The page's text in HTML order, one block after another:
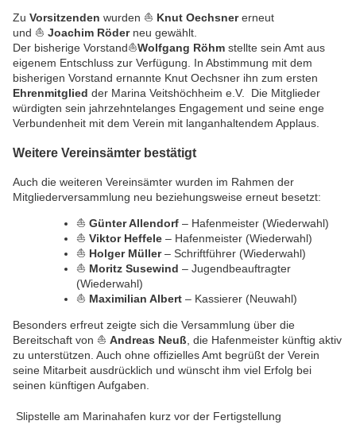
Zu Vorsitzenden wurden ⛵ Knut Oechsnererneut
und ⛵ Joachim Röderneu gewählt.
Der bisherige Vorstand⛵Wolfgang Röhm stellte sein Amt aus
eigenem Entschluss zur Verfügung. In Abstimmung mit dem
bisherigen Vorstand ernannte Knut Oechsner ihn zum ersten
Ehrenmitglied der Marina Veitshöchheim e.V. Die Mitglieder
würdigten sein jahrzehntelanges Engagement und seine enge
Verbundenheit mit dem Verein mit langanhaltendem Applaus.
Weitere Vereinsämter bestätigt
Auch die weiteren Vereinsämter wurden im Rahmen der
Mitgliederversammlung neu beziehungsweise erneut besetzt:
⛵ Günter Allendorf – Hafenmeister (Wiederwahl)
⛵ Viktor Heffele – Hafenmeister (Wiederwahl)
⛵ Holger Müller– Schriftführer (Wiederwahl)
⛵ Moritz Susewind – Jugendbeauftragter
(Wiederwahl)
⛵ Maximilian Albert – Kassierer (Neuwahl)
Besonders erfreut zeigte sich die Versammlung über die
Bereitschaft von ⛵ Andreas Neuß , die Hafenmeister künftig aktiv
zu unterstützen. Auch ohne offizielles Amt begrüßt der Verein
seine Mitarbeit ausdrücklich und wünscht ihm viel Erfolg bei
seinen künftigen Aufgaben.
Slipstelle am Marinahafen kurz vor der Fertigstellung